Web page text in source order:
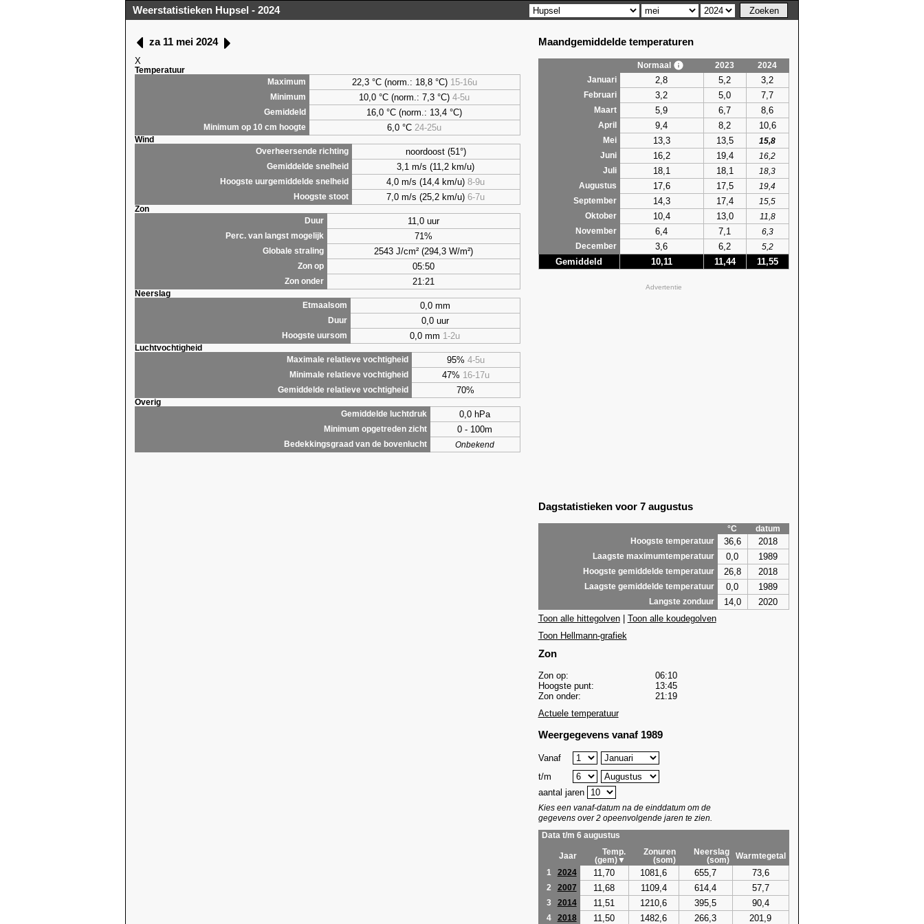
Weerstatistieken Hupsel - 2024
za 11 mei 2024
X
Temperatuur
Maximum
22,3 °C (norm.: 18,8 °C) 15-16u
Minimum 10,0 °C (norm.: 7,3 °C)4-5u
Gemiddeld 16,0 °C (norm.: 13,4 °C)
Minimum op 10 cm hoogte 6,0 °C 24-25u
Wind
Overheersende richting
noordoost (51°)
Gemiddelde snelheid 3,1 m/s (11,2 km/u)
Hoogste uurgemiddelde snelheid 4,0 m/s (14,4 km/u)8-9u
Hoogste stoot 7,0 m/s (25,2 km/u)6-7u
Zon
Duur
11,0 uur
Perc. van langst mogelijk 71%
Globale straling 2543 J/cm² (294,3 W/m²)
Zon op 05:50
Zon onder 21:21
Neerslag
Etmaalsom
0,0 mm
Duur 0,0 uur
Hoogste uursom 0,0 mm 1-2u
Luchtvochtigheid
Maximale relatieve vochtigheid
95% 4-5u
Minimale relatieve vochtigheid 47% 16-17u
Gemiddelde relatieve vochtigheid 70%
Overig
Gemiddelde luchtdruk
0,0 hPa
Minimum opgetreden zicht 0 - 100m
Bedekkingsgraad van de bovenlucht Onbekend
Maandgemiddelde temperaturen
Normaal 2023
2024
Januari
2,8 5,2 3,2
Februari 3,2 5,0 7,7
Maart 5,9 6,7 8,6
April 9,4 8,2 10,6
Mei 13,3 13,5
15,8
Juni
16,2 19,4
16,2
Juli
18,1 18,1
18,3
Augustus
17,6 17,5
19,4
September
14,3 17,4
15,5
Oktober
10,4 13,0
11,8
November
6,4 7,1
6,3
December
3,6 6,2 5,2
Gemiddeld 10,11 11,44 11,55
Advertentie
Dagstatistieken voor 7 augustus
°C
datum
Hoogste temperatuur
36,6 2018
Laagste maximumtemperatuur 0,0 1989
Hoogste gemiddelde temperatuur 26,8 2018
Laagste gemiddelde temperatuur 0,0 1989
Langste zonduur 14,0
2020
Toon alle hittegolven| Toon alle koudegolven
Toon Hellmann-grafiek
Zon
Zon op:
06:10
Hoogste punt:
13:45
Zon onder:
21:19
Actuele temperatuur
Weergegevens vanaf 1989
Vanaf
t/m
aantal jaren
Kies een vanaf-datum na de einddatum om de
gegevens over 2 opeenvolgende jaren te zien.
Data t/m 6 augustus
Jaar
Temp.
(gem)▼
Zonuren
(som)
Neerslag
(som)
Warmtegetal
1
2024 11,70 1081,6 655,7 73,6
2 2007 11,68 1109,4 614,4 57,7
3 2014 11,51 1210,6 395,5 90,4
4 2018 11,50 1482,6 266,3 201,9